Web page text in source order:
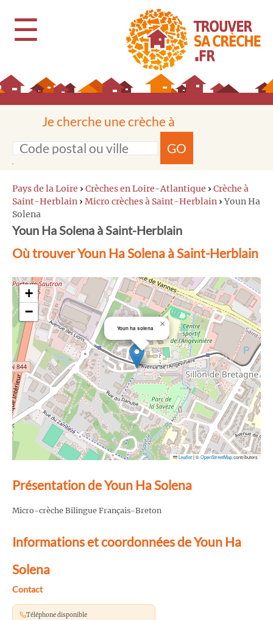
☰
Je cherche une crèche à
GO
Pays de la Loire › Crèches en Loire-Atlantique › Crèche à
Saint-Herblain › Micro crèches à Saint-Herblain › Youn Ha
Solena
Youn Ha Solena à Saint-Herblain
Où trouver Youn Ha Solena à Saint-Herblain
Youn ha solena ×
+
−
Leaflet|©OpenStreetMapcontributors
Présentation de Youn Ha Solena
Micro-crèche Bilingue Français-Breton
Informations et coordonnées de Youn Ha
Solena
Contact
Téléphone disponible